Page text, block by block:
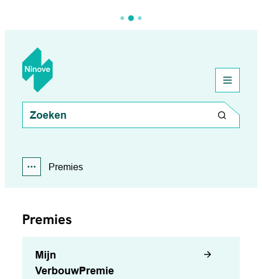
Ninove
Wat zoek je?
Zoeken
menu
Toon alle broodkruimel items
Premies
Premies
Mijn
VerbouwPremie